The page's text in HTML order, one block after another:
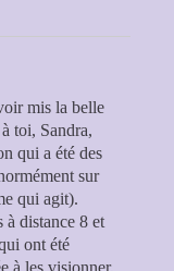
mis la belle
toi, Sandra,
qui a été des
sur
qui agit).
à distance 8 et
ont été
à les visionner,